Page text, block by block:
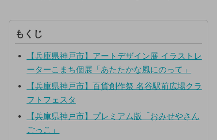
もくじ
【兵庫県神戸市】アートデザイン展 イラストレ
ーターこまち個展「あたたかな風にのって」
【兵庫県神戸市】百貨創作祭 名谷駅前広場クラ
フトフェスタ
【兵庫県神戸市】プレミアム版「おみせやさん
ごっこ」